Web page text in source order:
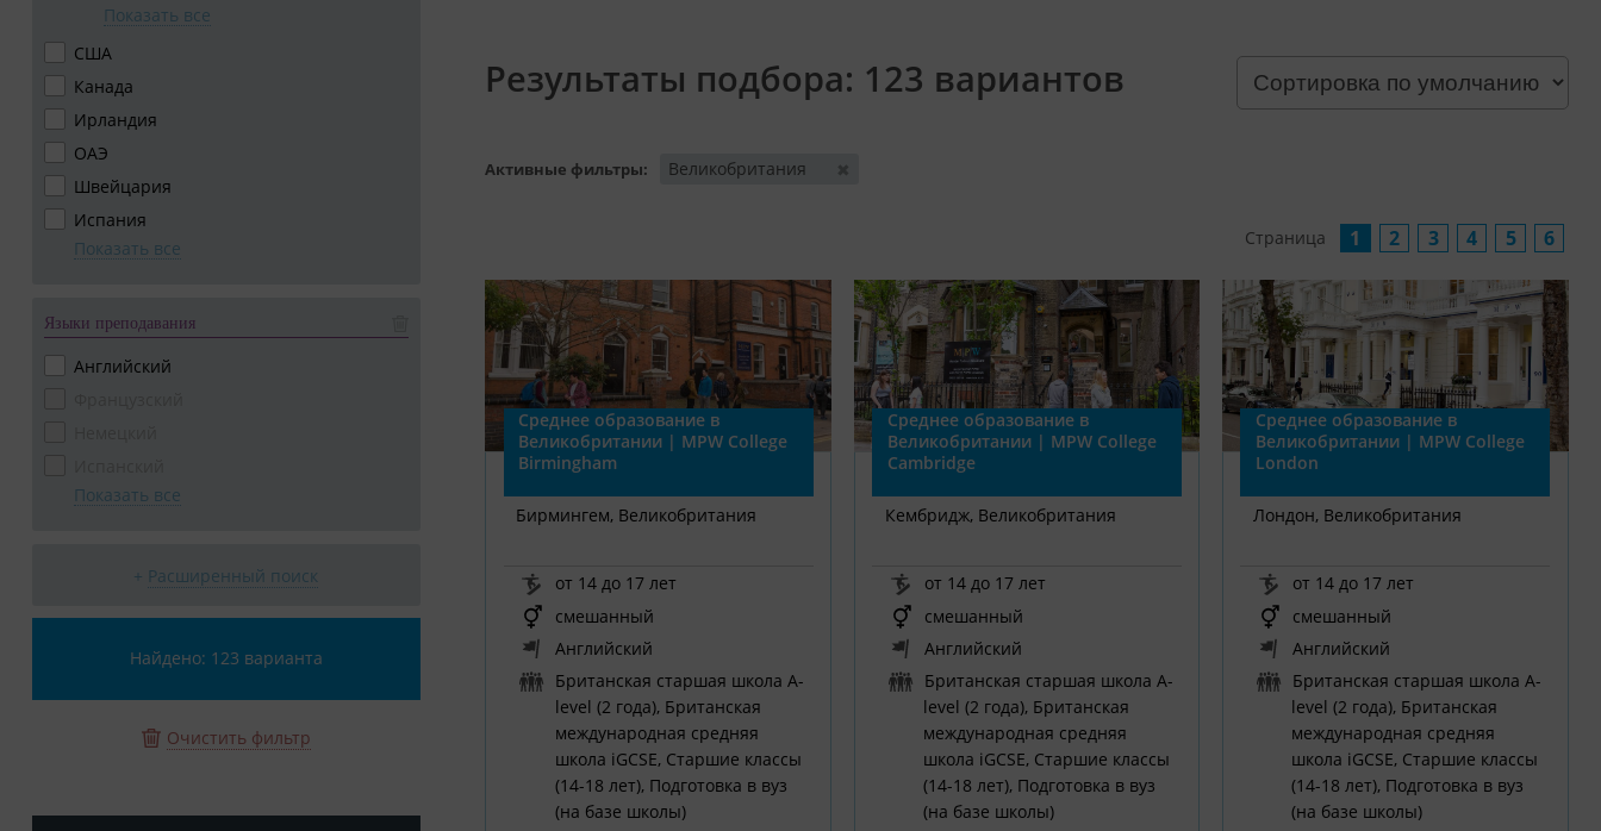
Результаты подбора: 123 вариантов
Активные фильтры: Великобритания
Страница 1 2 3 4 5 6
Среднее образование в
Великобритании | MPW College
Birmingham
Бирмингем, Великобритания
от 14 до 17 лет
смешанный
Английский
Британская старшая школа A-
level (2 года), Британская
международная средняя
школа iGCSE, Старшие классы
(14-18 лет), Подготовка в вуз
(на базе школы)
Среднее образование в
Великобритании | MPW College
Cambridge
Кембридж, Великобритания
от 14 до 17 лет
смешанный
Английский
Британская старшая школа A-
level (2 года), Британская
международная средняя
школа iGCSE, Старшие классы
(14-18 лет), Подготовка в вуз
(на базе школы)
Среднее образование в
Великобритании | MPW College
London
Лондон, Великобритания
от 14 до 17 лет
смешанный
Английский
Британская старшая школа A-
level (2 года), Британская
международная средняя
школа iGCSE, Старшие классы
(14-18 лет), Подготовка в вуз
(на базе школы)
Показать все
США
Канада
Ирландия
ОАЭ
Швейцария
Испания
Показать все
Языки преподавания
Английский
Показать все
+ Расширенный поиск
Найдено: 123 варианта
Очистить фильтр